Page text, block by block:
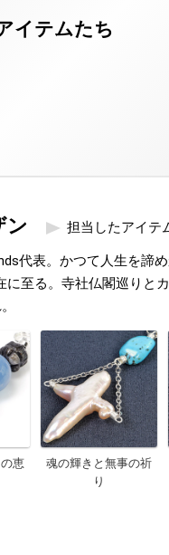
ン 担当したアイテ
代表。かつて人生を諦
に至る。寺社仏閣巡りと
恵
魂の輝きと無事の祈
り